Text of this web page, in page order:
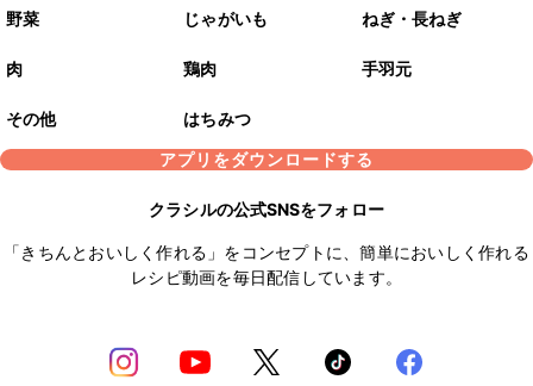
野菜 じゃがいも ねぎ・長ねぎ
肉 鶏肉 手羽元
その他
はちみつ
アプリをダウンロードする
クラシルの公式SNSをフォロー
「きちんとおいしく作れる」をコンセプトに、簡単においしく作れる
レシピ動画を毎日配信しています。